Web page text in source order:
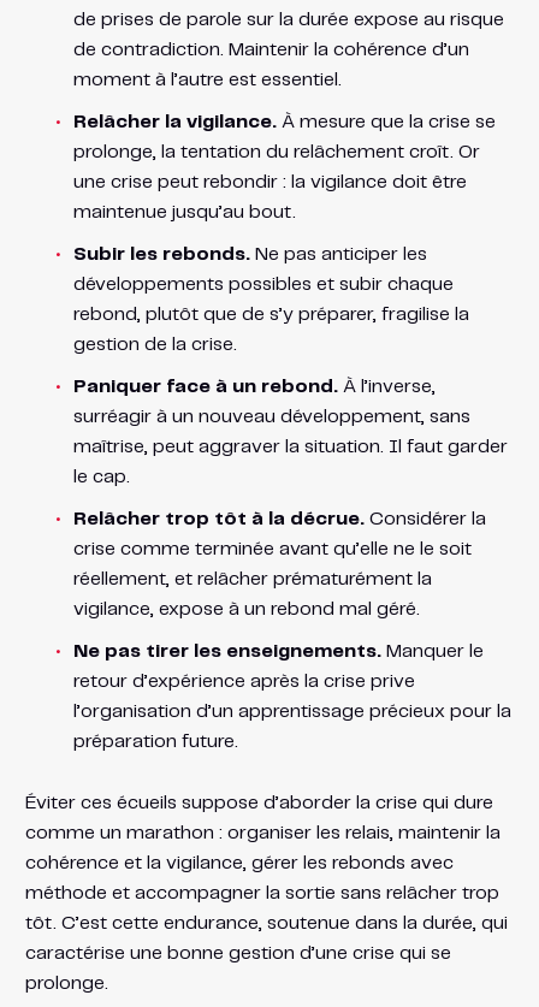
de prises de parole sur la durée expose au risque
de contradiction. Maintenir la cohérence d’un
moment à l’autre est essentiel.
Relâcher la vigilance.À mesure que la crise se
prolonge, la tentation du relâchement croît. Or
une crise peut rebondir : la vigilance doit être
maintenue jusqu’au bout.
Subir les rebonds.Ne pas anticiper les
développements possibles et subir chaque
rebond, plutôt que de s’y préparer, fragilise la
gestion de la crise.
Paniquer face à un rebond.À l’inverse,
surréagir à un nouveau développement, sans
maîtrise, peut aggraver la situation. Il faut garder
le cap.
Relâcher trop tôt à la décrue.Considérer la
crise comme terminée avant qu’elle ne le soit
réellement, et relâcher prématurément la
vigilance, expose à un rebond mal géré.
Ne pas tirer les enseignements.Manquer le
retour d’expérience après la crise prive
l’organisation d’un apprentissage précieux pour la
préparation future.
Éviter ces écueils suppose d’aborder la crise qui dure
comme un marathon : organiser les relais, maintenir la
cohérence et la vigilance, gérer les rebonds avec
méthode et accompagner la sortie sans relâcher trop
tôt. C’est cette endurance, soutenue dans la durée, qui
caractérise une bonne gestion d’une crise qui se
prolonge.